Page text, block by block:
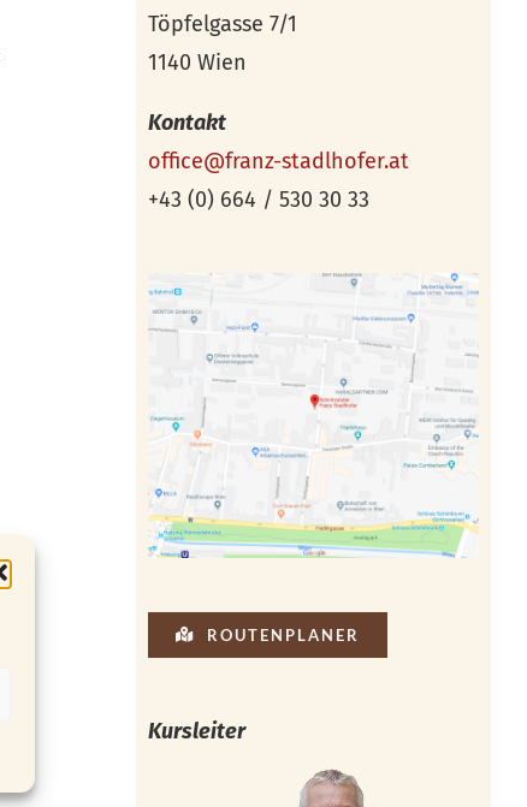
Töpfelgasse 7/1
1140 Wien
Kontakt
office@franz-stadlhofer.at
+43 (0) 664 / 530 30 33
ROUTENPLANER
Kursleiter